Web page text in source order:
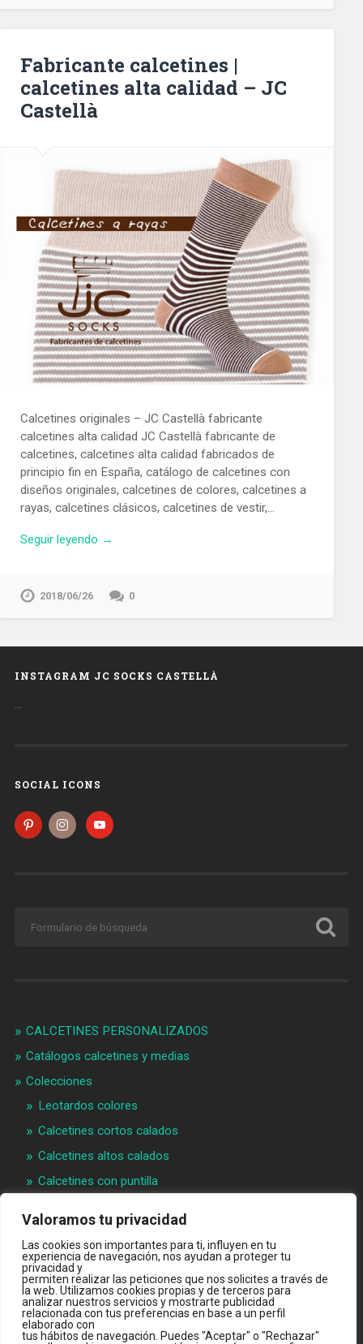
Valoramos tu privacidad
Las cookies son importantes para ti, influyen en tu
experiencia de navegación, nos ayudan a proteger tu
privacidad y
permiten realizar las peticiones que nos solicites a través de
la web. Utilizamos cookies propias y de terceros para
analizar nuestros servicios y mostrarte publicidad
relacionada con tus preferencias en base a un perfil
elaborado con
tus hábitos de navegación. Puedes "Aceptar" o "Rechazar"
Fabricante calcetines |
calcetines alta calidad – JC
Castellà
Calcetines originales – JC Castellà fabricante
calcetines alta calidad JC Castellà fabricante de
calcetines, calcetines alta calidad fabricados de
principio fin en España, catálogo de calcetines con
diseños originales, calcetines de colores, calcetines a
rayas, calcetines clásicos, calcetines de vestir,…
Seguir leyendo →
2018/06/26 0
INSTAGRAM JC SOCKS CASTELLÀ
…
SOCIAL ICONS
CALCETINES PERSONALIZADOS
Catálogos calcetines y medias
Colecciones
Leotardos colores
Calcetines cortos calados
Calcetines altos calados
Calcetines con puntilla
Materias primeras
Videos
Quiénes somos
Contacto
INTRANET B2B